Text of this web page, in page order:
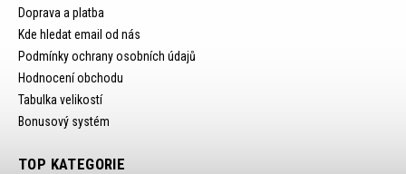
Doprava a platba
Kde hledat email od nás
Podmínky ochrany osobních údajů
Hodnocení obchodu
Tabulka velikostí
Bonusový systém
TOP KATEGORIE